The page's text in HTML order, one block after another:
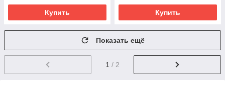
Купить Купить
Показать ещё
1 / 2